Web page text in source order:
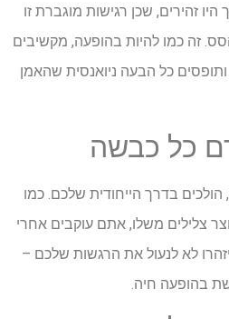
זהירים, שכן רגישות מוגברת זו
זה כמו להיות בהופעה, מקשיבים
ותופסים כל הבעה ניואנסית שהאמן
כל כבשה
בדרך הייחודית שלכם. כמו
צלילים משלו, אתם עוקבים אחרי
לא לנעול את הרגשות שלכם –
בהופעה חיה.